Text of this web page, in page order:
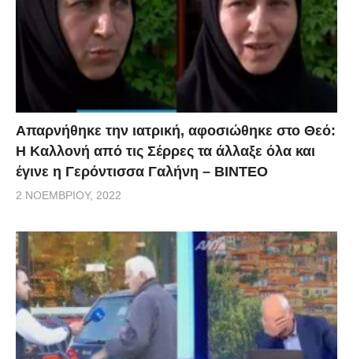
Απαρνήθηκε την ιατρική, αφοσιώθηκε στο Θεό:
Η Καλλονή από τις Σέρρες τα άλλαξε όλα και
έγινε η Γερόντισσα Γαλήνη – ΒΙΝΤΕΟ
2 ΝΟΕΜΒΡΊΟΥ, 2022